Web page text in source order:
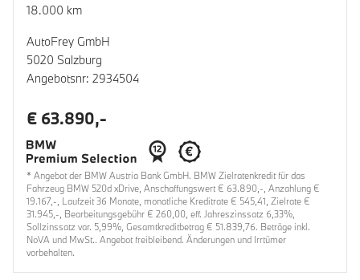
18.000 km
AutoFrey GmbH
5020 Salzburg
Angebotsnr: 2934504
€ 63.890,-
* Angebot der BMW Austria Bank GmbH. BMW Zielratenkredit für das
Fahrzeug BMW 520d xDrive, Anschaffungswert € 63.890,-, Anzahlung €
19.167,-, Laufzeit 36 Monate, monatliche Kreditrate € 545,41, Zielrate €
31.945,-, Bearbeitungsgebühr € 260,00, eff. Jahreszinssatz 6,33%,
Sollzinssatz var. 5,99%, Gesamtkreditbetrag € 51.839,76. Beträge inkl.
NoVA und MwSt.. Angebot freibleibend. Änderungen und Irrtümer
vorbehalten.